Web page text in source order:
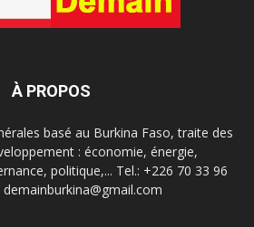
À PROPOS
basé au Burkina Faso, traite des
: économie, énergie,
politique,... Tel.: +226 70 33 96
demainburkina@gmail.com